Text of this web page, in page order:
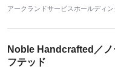
アークランドサービスホールディ
Noble Handcrafted／
フテッド